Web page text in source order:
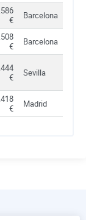
€
Barcelona
€
Barcelona
€
Sevilla
€
Madrid